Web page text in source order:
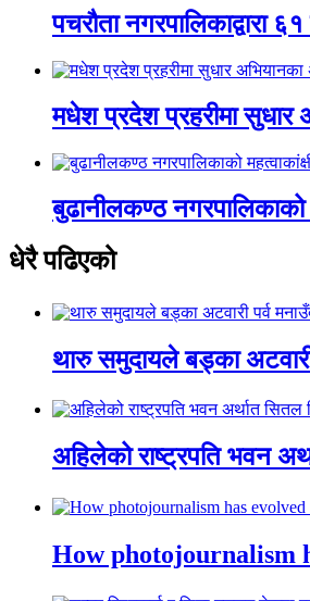
पचरौता नगरपालिकाद्वारा
मधेश प्रदेश प्रहरीमा सुधार
बुढानीलकण्ठ नगरपालिकाको
धेरै पढिएको
थारु समुदायले बड्का
अहिलेको राष्ट्रपति भवन
How photojournalism